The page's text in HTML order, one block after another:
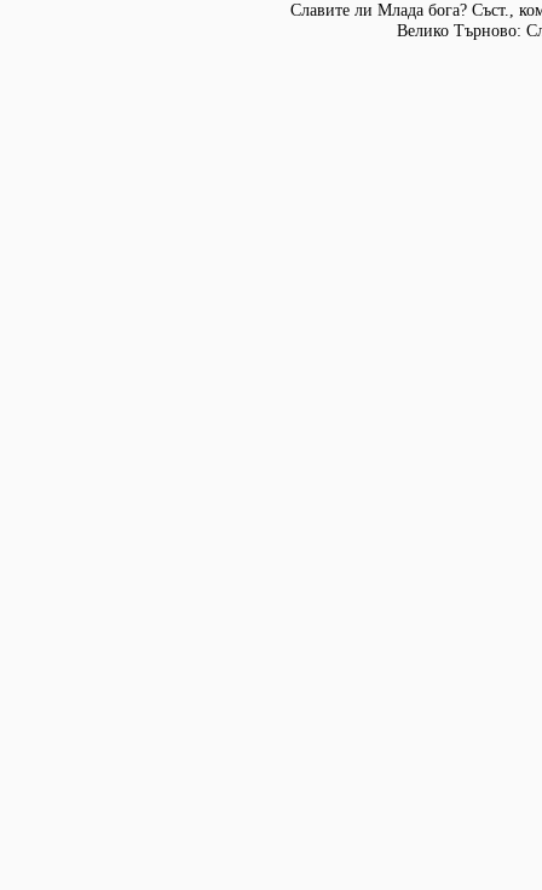
Славите ли Млада бога? Съст.,
Велико Търново: